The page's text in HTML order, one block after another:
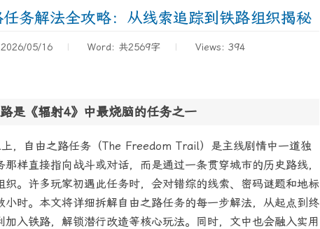
任务解法全攻略：从线索追踪到铁路组织揭秘
05/16 Word: 共2569字 Views: 394
是《辐射4》中最烧脑的任务之一
，自由之路任务（The Freedom Trail）是主线剧情中一道独
样直接指向战斗或对话，而是通过一条贯穿城市的历史路线，
织。许多玩家初遇此任务时，会对错综的线索、密码谜题和地标
小时。本文将详细拆解自由之路任务的每一步解法，从起点到终
加入铁路，解锁潜行改造等核心玩法。同时，文中也会融入实用